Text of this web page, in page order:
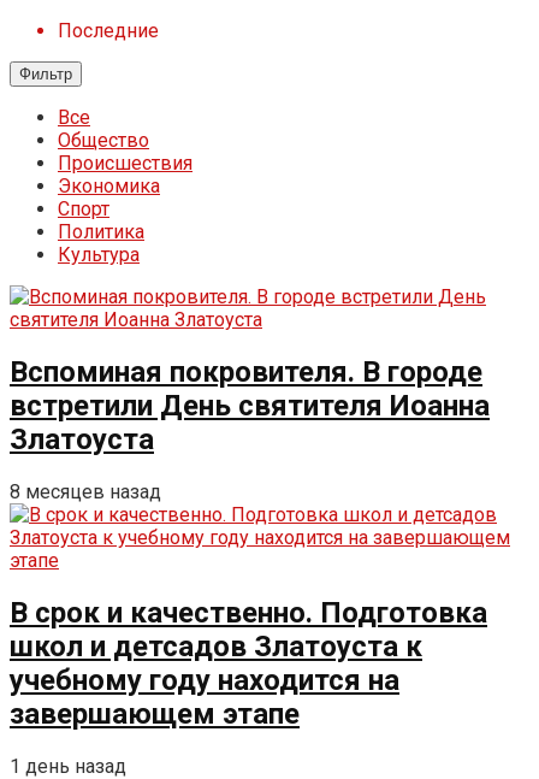
Последние
Фильтр
Все
Общество
Происшествия
Экономика
Спорт
Политика
Культура
Вспоминая покровителя. В городе
встретили День святителя Иоанна
Златоуста
8 месяцев назад
В срок и качественно. Подготовка
школ и детсадов Златоуста к
учебному году находится на
завершающем этапе
1 день назад